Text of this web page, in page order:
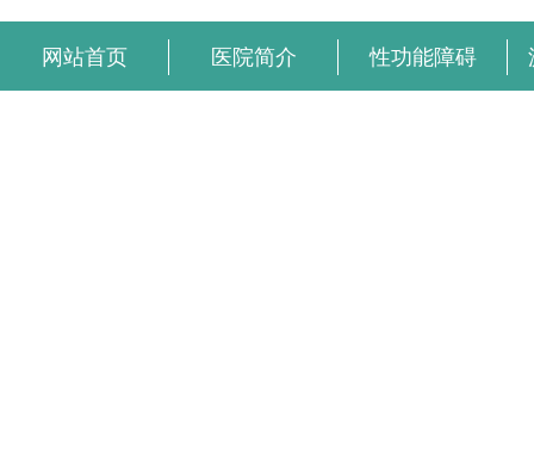
网站首页 医院简介 性功能障碍